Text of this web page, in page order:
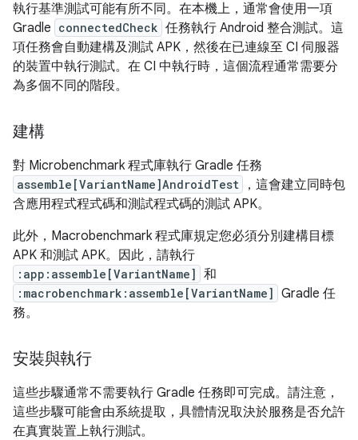
執行基準測試可能有所不同。在本機上，通常會使用一項
Gradle connectedCheck 任務執行 Android 整合測試。這
項任務會自動建構及測試 APK，然後在已連線至 CI 伺服器
的裝置中執行測試。在 CI 中執行時，這個流程通常需要分
為多個不同的階段。
建構
對 Microbenchmark 程式庫執行 Gradle 任務
assemble[VariantName]AndroidTest
，這會建立同時包
含應用程式程式碼和測試程式碼的測試 APK。
此外，Macrobenchmark 程式庫規定您必須分別建構目標
APK 和測試 APK。因此，請執行
:app:assemble[VariantName] 和
:macrobenchmark:assemble[VariantName] Gradle 任
務。
安裝與執行
這些步驟通常不需要執行 Gradle 任務即可完成。請注意，
這些步驟可能會由系統提取，具體情況取決於服務是否允許
在真實裝置上執行測試。